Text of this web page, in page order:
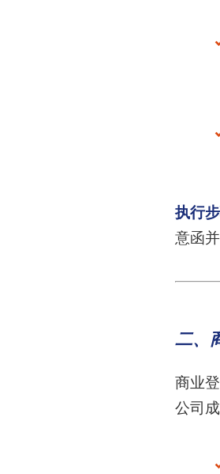
执行
意函
二、
商业
公司成